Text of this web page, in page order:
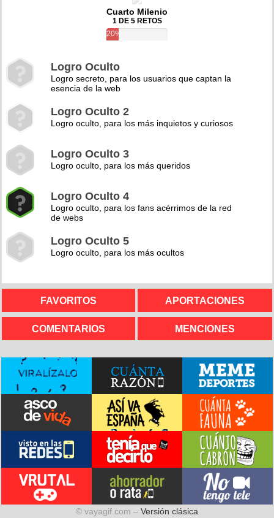
Cuarto Milenio
1 DE 5 RETOS
20%
Logro Oculto
Logro secreto, para los usuarios que captan la
esencia de la web
Logro Oculto 2
Logro oculto, para los más inquietos y curiosos
Logro Oculto 3
Logro oculto, para los más queridos
Logro Oculto 4
Logro oculto, para los fans acérrimos de la red
de webs
Logro Oculto 5
Logro oculto, para los más ocultos
FAVORITOS APORTACIONES
COMENTARIOS MENCIONES
© vayagif.com – Versión clásica